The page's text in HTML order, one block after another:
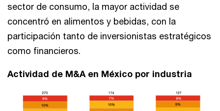
sector de consumo, la mayor actividad se
concentró en alimentos y bebidas, con la
participación tanto de inversionistas estratégicos
como financieros.
Actividad de M&A en México por industria